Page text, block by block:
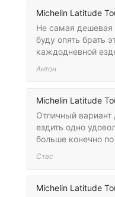
Michelin Latitude
Не самая дешевая
буду опять брать
каждодневной
Антон
Michelin Latitude
Отличный вариант
ездить одно
больше конечно
Стас
Michelin Latitude